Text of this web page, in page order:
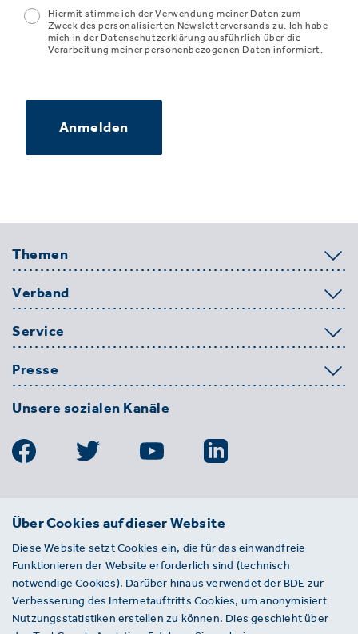
Hiermit stimme ich der Verwendung meiner Daten zum
Zweck des personalisierten Newsletterversands zu. Ich habe
mich in der Datenschutzerklärung ausführlich über die
Verarbeitung meiner personenbezogenen Daten informiert.
Anmelden
Themen
Verband
Service
Presse
Unsere sozialen Kanäle
BDE
Entsorgungs-, Wasser- und
Kreislaufwirtschaft e. V.
Von-der-Heydt-Straße 2
D 10785 Berlin
Über Cookies auf dieser Website
Diese Website setzt Cookies ein, die für das einwandfreie
Funktionieren der Website erforderlich sind (technisch
notwendige Cookies). Darüber hinaus verwendet der BDE zur
Verbesserung des Internetauftritts Cookies, um anonymisiert
Nutzungsstatistiken erstellen zu können. Dies geschieht über